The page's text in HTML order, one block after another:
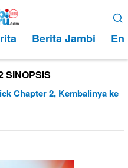
Berita Jambi
SINOPSIS
Chapter 2, Kembalinya ke